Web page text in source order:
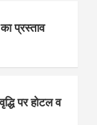
प्रस्ताव
पर होटल व